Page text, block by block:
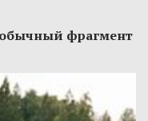
фрагмент